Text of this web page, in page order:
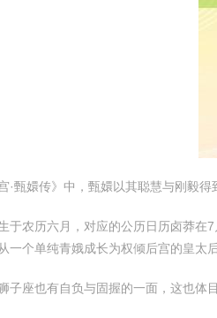
·甄嬛传》中，甄嬛以其聪慧与刚毅
于农历六月，对应的公历日历卤莽在
一个单纯青娥成长为权倾后宫的皇太
子座也有自负与固握的一面，这也体